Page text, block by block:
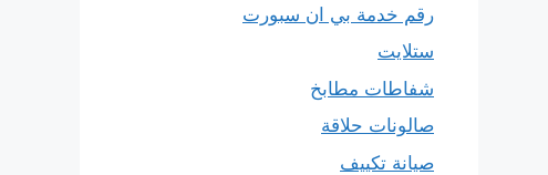
رقم خدمة بي ان سبورت
ستلايت
شفاطات مطابخ
صالونات حلاقة
صيانة تكييف